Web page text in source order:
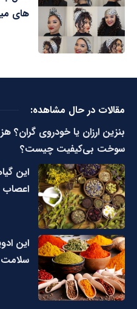
های
مقالات در حال مشاهده:
بنزین ارزان یا خودروی گران؟
سوخت بی‌کیفیت چیست؟
این
این